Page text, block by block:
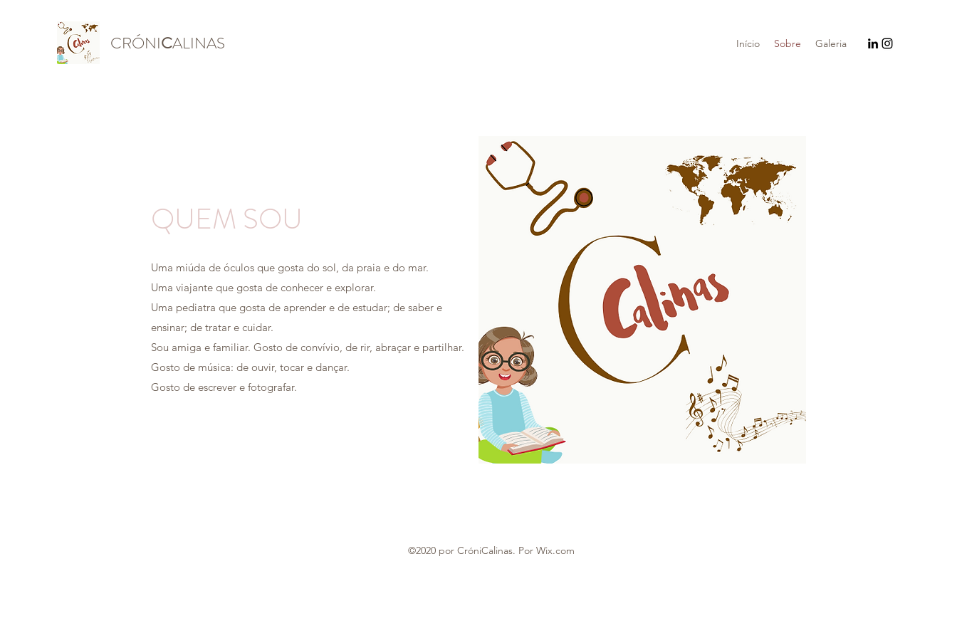
CRÓNICALINAS Início Sobre Galeria
QUEM SOU
Uma miúda de óculos que gosta do sol, da praia e do mar.
Uma viajante que gosta de conhecer e explorar.
Uma pediatra que gosta de aprender e de estudar; de saber e
ensinar; de tratar e cuidar.
Sou amiga e familiar. Gosto de convívio, de rir, abraçar e partilhar.
Gosto de música: de ouvir, tocar e dançar.
Gosto de escrever e fotografar.
©2020 por CróniCalinas. Por Wix.com